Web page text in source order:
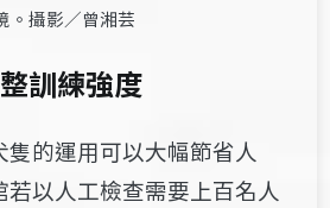
。攝影／曾湘芸
訓練強度
的運用可以大幅節省人
以人工檢查需要上百名人